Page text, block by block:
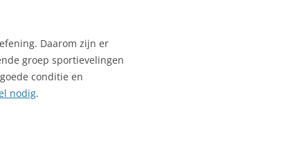
Daarom zijn er
groep sportievelingen
conditie en
nodig.